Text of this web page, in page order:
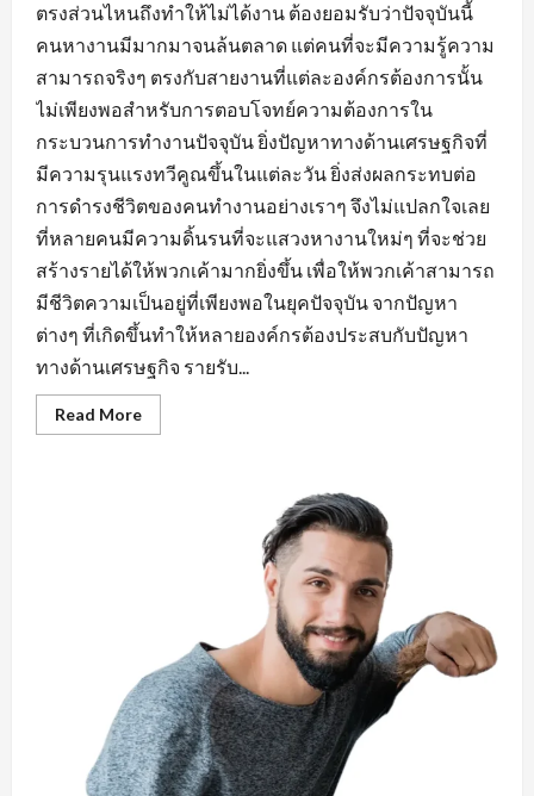
ตรงส่วนไหนถึงทำให้ไม่ได้งาน ต้องยอมรับว่าปัจจุบันนี้
คนหางานมีมากมาจนล้นตลาด แต่คนที่จะมีความรู้ความ
สามารถจริงๆ ตรงกับสายงานที่แต่ละองค์กรต้องการนั้น
ไม่เพียงพอสำหรับการตอบโจทย์ความต้องการใน
กระบวนการทำงานปัจจุบัน ยิ่งปัญหาทางด้านเศรษฐกิจที่
มีความรุนแรงทวีคูณขึ้นในแต่ละวัน ยิ่งส่งผลกระทบต่อ
การดำรงชีวิตของคนทำงานอย่างเราๆ จึงไม่แปลกใจเลย
ที่หลายคนมีความดิ้นรนที่จะแสวงหางานใหม่ๆ ที่จะช่วย
สร้างรายได้ให้พวกเค้ามากยิ่งขึ้น เพื่อให้พวกเค้าสามารถ
มีชีวิตความเป็นอยู่ที่เพียงพอในยุคปัจจุบัน จากปัญหา
ต่างๆ ที่เกิดขึ้นทำให้หลายองค์กรต้องประสบกับปัญหา
ทางด้านเศรษฐกิจ รายรับ...
Read MoreRead
more